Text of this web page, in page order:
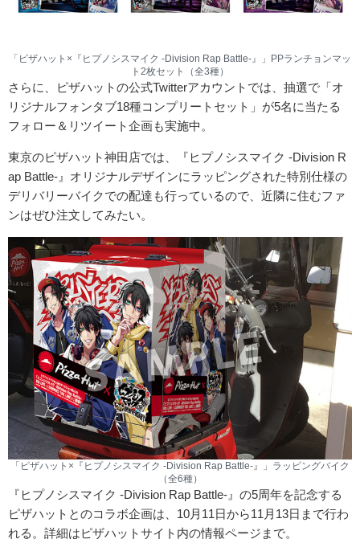
「ピザハット×『ヒプノシスマイク -Division Rap Battle-』」PPランチョンマッ
ト2枚セット（全3種）
さらに、ピザハットの公式Twitterアカウントでは、抽選で「オ
リジナルフォンタブ18種コンプリートセット」が5名に当たる
フォロー＆リツイート企画も実施中。
東京のピザハット神田店では、『ヒプノシスマイク -Division R
ap Battle-』オリジナルデザインにラッピングされた特別仕様の
デリバリーバイクでの配達も行っているので、近隣に住むファ
ンはぜひ注文してみたい。
「ピザハット×『ヒプノシスマイク -Division Rap Battle-』」ラッピングバイク
（全6種）
『ヒプノシスマイク -Division Rap Battle-』の5周年を記念する
ピザハットとのコラボ企画は、10月11日から11月13日まで行わ
れる。詳細はピザハットサイト内の情報ページまで。